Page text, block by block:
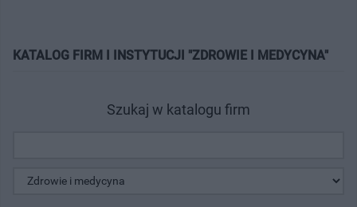
KATALOG FIRM I INSTYTUCJI "ZDROWIE I MEDYCYNA"
Szukaj w katalogu firm